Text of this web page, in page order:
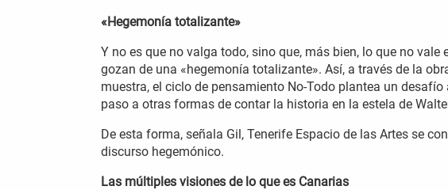
«Hegemonía totalizante»
Y no es que no valga todo, sino que, más bien, lo que no
gozan de una «hegemonía totalizante». Así, a través de la
muestra, el ciclo de pensamiento No-Todo plantea un
paso a otras formas de contar la historia en la estela de
De esta forma, señala Gil, Tenerife Espacio de las Artes se
discurso hegemónico.
Las múltiples visiones de lo que es Canarias